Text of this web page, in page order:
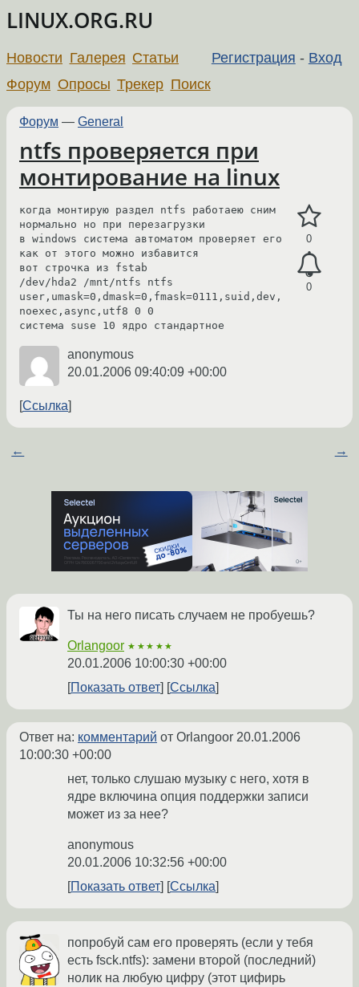
LINUX.ORG.RU
Регистрация - Вход
Новости Галерея Статьи
Форум Опросы Трекер Поиск
Форум — General
ntfs проверяется при
монтирование на linux
0
0
когда монтирую раздел ntfs работаею сним
нормально но при перезагрузки
в windows система автоматом проверяет его
как от этого можно избавится
вот строчка из fstab
/dev/hda2 /mnt/ntfs ntfs
user,umask=0,dmask=0,fmask=0111,suid,dev,
noexec,async,utf8 0 0
система suse 10 ядро стандартное
anonymous
20.01.2006 09:40:09 +00:00
Ссылка
← →
Ты на него писать случаем не пробуешь?
Orlangoor ★★★★★
20.01.2006 10:00:30 +00:00
Показать ответ
Ссылка
Ответ на: комментарий от Orlangoor 20.01.2006
10:00:30 +00:00
нет, только слушаю музыку с него, хотя в
ядре включина опция поддержки записи
может из за нее?
anonymous
20.01.2006 10:32:56 +00:00
Показать ответ
Ссылка
попробуй сам его проверять (если у тебя
есть fsck.ntfs): замени второй (последний)
нолик на любую цифру (этот цифирь